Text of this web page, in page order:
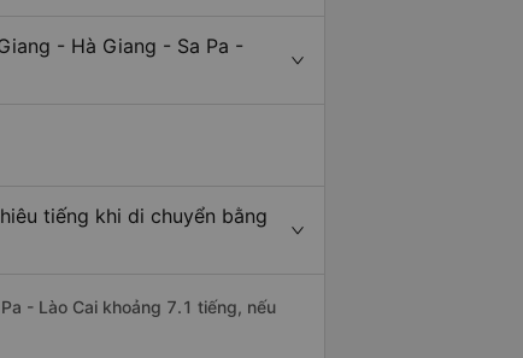
- Hà Giang - Sa Pa -
tiếng khi di chuyển bằng
- Lào Cai khoảng 7.1 tiếng, nếu